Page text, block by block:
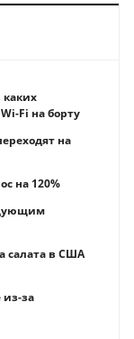
Fi на борту
на
на 120%
салата в США
из-за